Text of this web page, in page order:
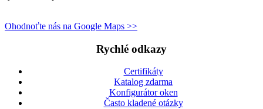
Ohodnoťte nás na Google Maps >>
Rychlé odkazy
Certifikáty
Katalog zdarma
Konfigurátor oken
Často kladené otázky